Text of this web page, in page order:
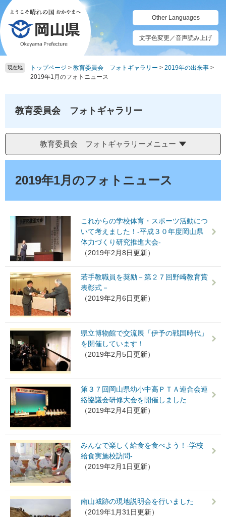
ペ
ー
ジ
の
先
頭
メ
ニ
ュ
ー
を
飛
Other Languages
文字色変更／音声読み上げ
現在地 トップページ > 教育委員会 フォトギャラリー > 2019年の出来事 >
2019年1月のフォトニュース
教育委員会 フォトギャラリー
教育委員会 フォトギャラリーメニュー
2019年1月のフォトニュース
これからの学校体育・スポーツ活動につ
いて考えました！-平成３０年度岡山県
体力づくり研究推進大会-
（2019年2月8日更新）
若手教職員を奨励－第２７回野崎教育賞
表彰式－
（2019年2月6日更新）
県立博物館で交流展「伊予の戦国時代」
を開催しています！
（2019年2月5日更新）
第３７回岡山県幼小中高ＰＴＡ連合会連
絡協議会研修大会を開催しました
（2019年2月4日更新）
みんなで楽しく給食を食べよう！-学校
給食実施校訪問-
（2019年2月1日更新）
南山城跡の現地説明会を行いました
（2019年1月31日更新）